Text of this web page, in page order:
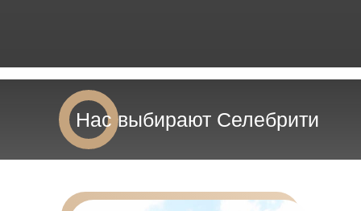
Нас выбирают Селебрити